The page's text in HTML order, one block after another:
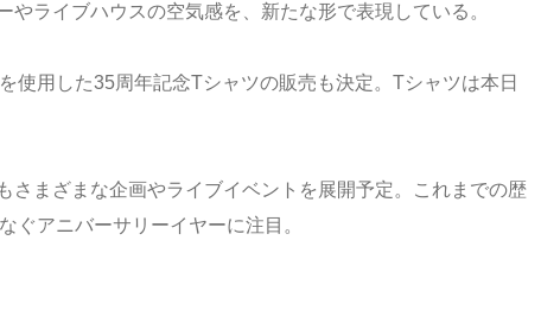
ライブハウスの空気感を、新たな形で表現している。
使用した35周年記念Tシャツの販売も決定。Tシャツは本日
さまざまな企画やライブイベントを展開予定。これまでの歴
ぐアニバーサリーイヤーに注目。